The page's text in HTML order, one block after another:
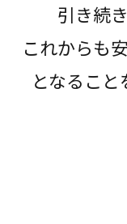
引き続
これからも
となるこ